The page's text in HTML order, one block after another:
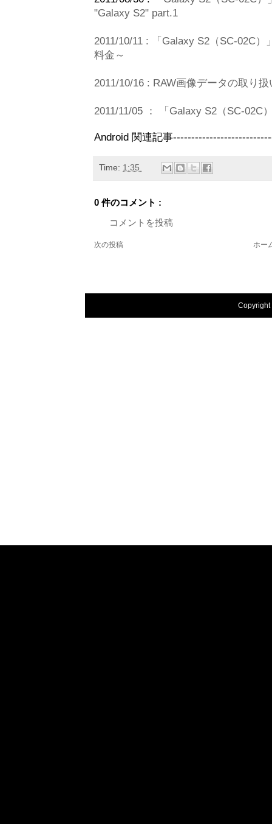
"Galaxy S2" part.1
2011/10/11 : 「Galaxy S2（SC-02C
料金～
2011/10/16 : RAW画像データの取り扱
2011/11/05 ： 「Galaxy S2（SC-
Android 関連記事
Time: 1:35
0 件のコメント :
コメントを投稿
次の投稿 ホー
Copyright